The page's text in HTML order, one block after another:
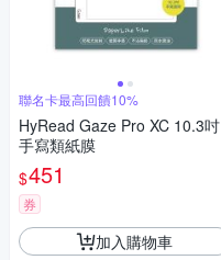
聯名卡最高回饋10%
HyRead Gaze Pro XC 10.3吋
手寫類紙膜
$451
券
加入購物車